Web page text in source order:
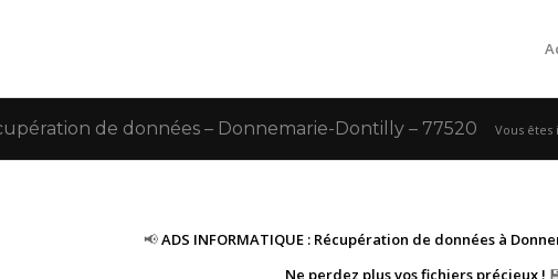
de données – Donnemarie-Dontilly – 77520 Vous êtes
📢ADS INFORMATIQUE : Récupération de données à
Ne perdez plus vos fichiers précieux !